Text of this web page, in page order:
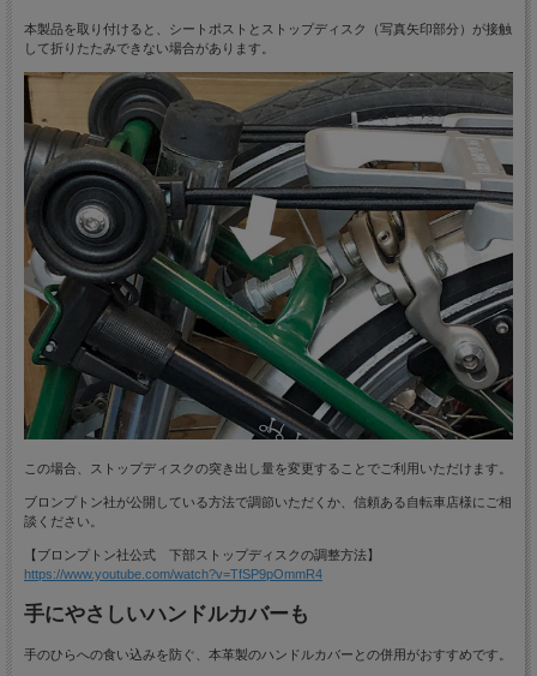
本製品を取り付けると、シートポストとストップディスク（写真矢印部分）が接触
して折りたたみできない場合があります。
この場合、ストップディスクの突き出し量を変更することでご利用いただけます。
ブロンプトン社が公開している方法で調節いただくか、信頼ある自転車店様にご相
談ください。
【ブロンプトン社公式 下部ストップディスクの調整方法】
https://www.youtube.com/watch?v=TfSP9pOmmR4
手にやさしいハンドルカバーも
手のひらへの食い込みを防ぐ、本革製のハンドルカバーとの併用がおすすめです。